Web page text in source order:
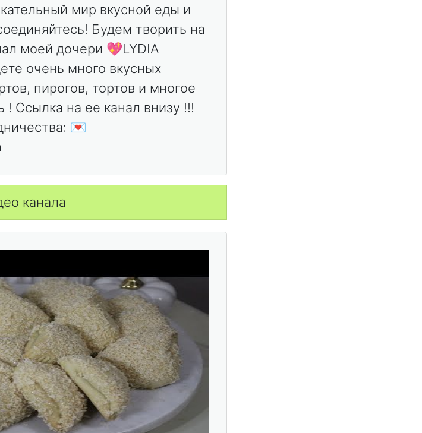
мир вкусной еды и
Будем творить на
моей дочери 💖LYDIA
очень много вкусных
пирогов, тортов и многое
! Ссылка на ее канал внизу !!!
💌
канала